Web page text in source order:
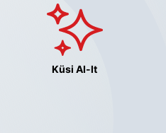
Küsi AI-lt